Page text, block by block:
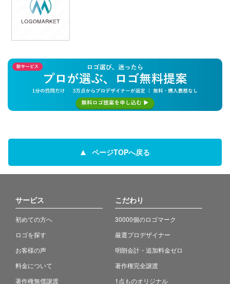
ページTOPへ戻る
サービス
初めての方へ
ロゴを探す
お客様の声
料金について
著作権無償譲渡
こだわり
30000個のロゴマーク
厳選プロデザイナー
明朗会計・追加料金ゼロ
著作権完全譲渡
1点ものオリジナル